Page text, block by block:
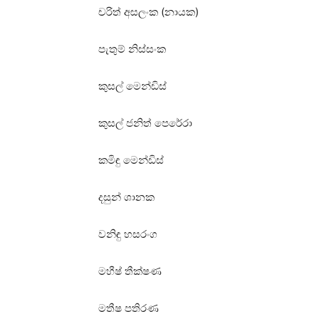
චරිත් අසලංක (නායක)
පැතුම් නිස්සංක
කුසල් මෙන්ඩිස්
කුසල් ජනිත් පෙරේරා
කමිඳු මෙන්ඩිස්
දසුන් ශානක
වනිඳු හසරංග
මහීෂ් තීක්ෂණ
මතීෂ පතිරණ